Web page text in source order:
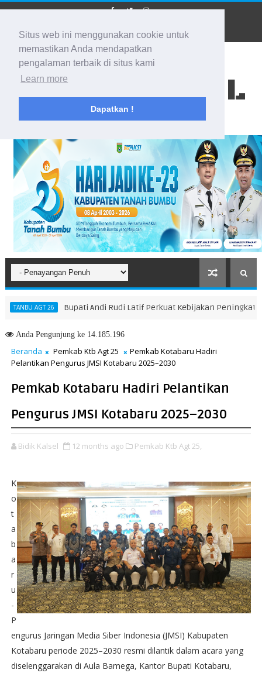
Situs web ini menggunakan cookie untuk
memastikan Anda mendapatkan
pengalaman terbaik di situs kami
Learn more
Dapatkan !
BIDIK KALSEL
Membidik Ke Segala Arah
AGT 26 Bupati Andi Rudi Latif Perkuat Kebijakan Peningkatan
AndaPengunjung ke 14.185.196
Beranda Pemkab Ktb Agt 25
Pemkab Kotabaru Hadiri
Pelantikan Pengurus JMSI Kotabaru 2025–2030
Pemkab Kotabaru Hadiri Pelantikan
Pengurus JMSI Kotabaru 2025–2030
Bidik Kalsel 12 months ago Pemkab Ktb Agt 25,
K
o
t
a
b
a
r
u
-
P
engurus Jaringan Media Siber Indonesia (JMSI) Kabupaten
Kotabaru periode 2025–2030 resmi dilantik dalam acara yang
diselenggarakan di Aula Bamega, Kantor Bupati Kotabaru,